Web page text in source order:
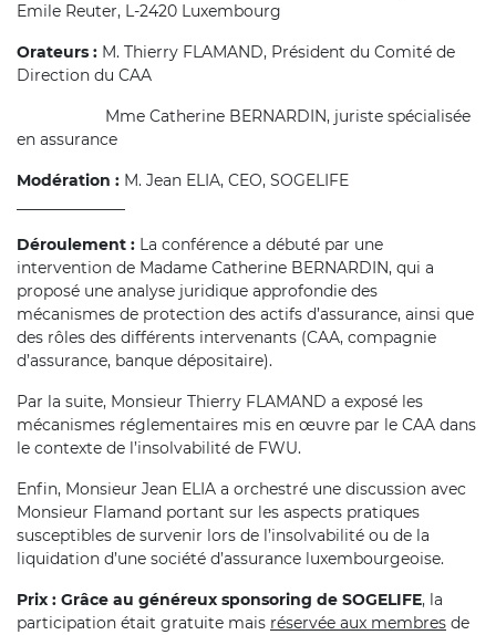
Emile Reuter, L-2420 Luxembourg
Orateurs : M. Thierry FLAMAND, Président du Comité de
Direction du CAA
Mme Catherine BERNARDIN, juriste spécialisée
en assurance
Modération : M. Jean ELIA, CEO, SOGELIFE
Déroulement : La conférence a débuté par une
intervention de Madame Catherine BERNARDIN, qui a
proposé une analyse juridique approfondie des
mécanismes de protection des actifs d’assurance, ainsi que
des rôles des différents intervenants (CAA, compagnie
d’assurance, banque dépositaire).
Par la suite, Monsieur Thierry FLAMAND a exposé les
mécanismes réglementaires mis en œuvre par le CAA dans
le contexte de l’insolvabilité de FWU.
Enfin, Monsieur Jean ELIA a orchestré une discussion avec
Monsieur Flamand portant sur les aspects pratiques
susceptibles de survenir lors de l’insolvabilité ou de la
liquidation d’une société d’assurance luxembourgeoise.
Prix : Grâce au généreux sponsoring de SOGELIFE, la
participation était gratuite mais réservée aux membres de